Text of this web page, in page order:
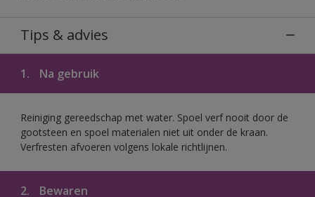
Tips & advies
1. Na gebruik
Reiniging gereedschap met water. Spoel verf nooit door de
gootsteen en spoel materialen niet uit onder de kraan.
Verfresten afvoeren volgens lokale richtlijnen.
2. Bewaren